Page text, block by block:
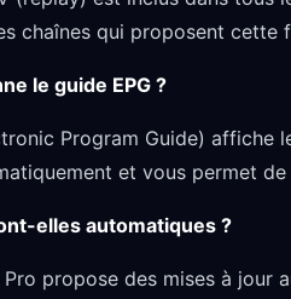
chaînes qui proposent cette
le guide EPG ?
Program Guide) affiche
et vous permet
elles automatiques ?
Pro propose des mises à